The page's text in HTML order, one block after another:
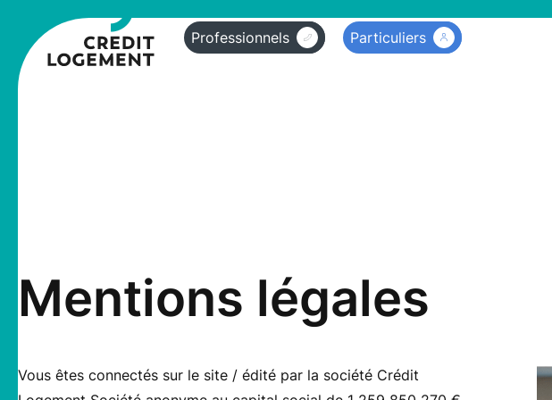
Professionnels Particuliers
Mentions légales
Vous êtes connectés sur le site / édité par la société Crédit